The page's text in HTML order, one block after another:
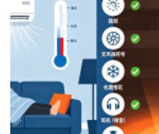
正
悄
然
启
下
一
“
空